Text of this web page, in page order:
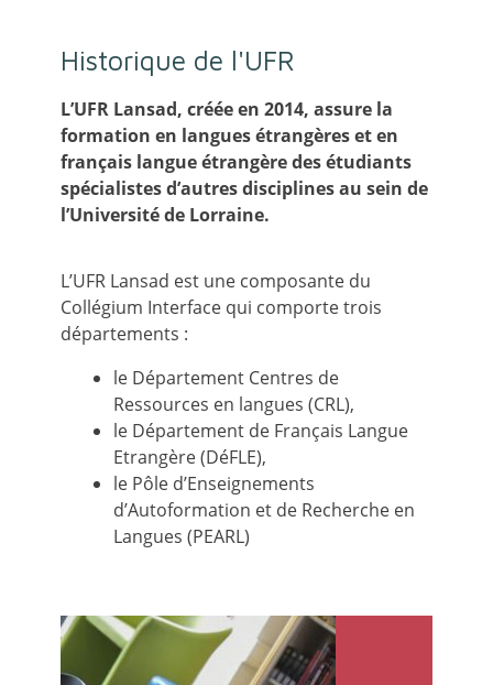
Historique de l'UFR
L’UFR Lansad, créée en 2014, assure la
formation en langues étrangères et en
français langue étrangère des étudiants
spécialistes d’autres disciplines au sein de
l’Université de Lorraine.
L’UFR Lansad est une composante du
Collégium Interface qui comporte trois
départements :
le Département Centres de
Ressources en langues (CRL),
le Département de Français Langue
Etrangère (DéFLE),
le Pôle d’Enseignements
d’Autoformation et de Recherche en
Langues (PEARL)